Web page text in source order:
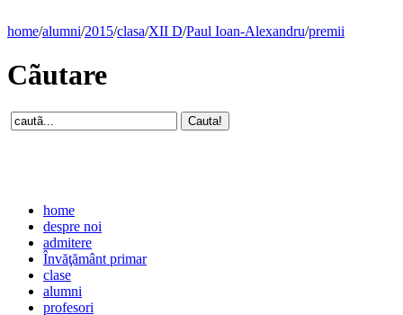
home/alumni/2015/clasa/XII D/Paul Ioan-Alexandru/premii
Cãutare
home
despre noi
admitere
Învăţământ primar
clase
alumni
profesori